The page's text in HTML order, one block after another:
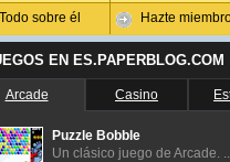
Todo sobre él Hazte
EN ES.PAPERBLOG.COM
Arcade Casino
Puzzle Bobble
Un clásico juego de Arcade.